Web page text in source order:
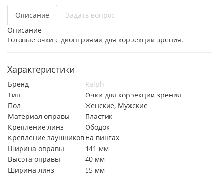
Описание
Задать вопрос
Описание
Готовые очки с диоптриями для коррекции зрения.
Характеристики
Бренд
Ralph
Тип
Очки для коррекции зрения
Пол
Женские, Мужские
Материал оправы
Пластик
Крепление линз
Ободок
Крепление заушниковНа винтах
Ширина оправы
141 мм
Высота оправы
40 мм
Ширина линз
55 мм